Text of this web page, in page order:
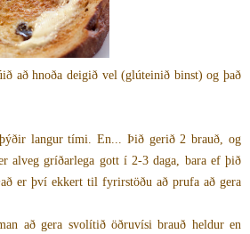
að hnoða deigið vel (glúteinið binst) og það
langur tími. En... Þið gerið 2 brauð, og
alveg gríðarlega gott í 2-3 daga, bara ef þið
er því ekkert til fyrirstöðu að prufa að gera
að gera svolítið öðruvísi brauð heldur en